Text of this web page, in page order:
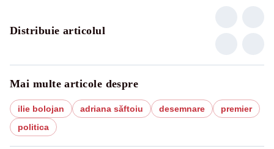
Distribuie articolul
Mai multe articole despre
ilie bolojan adriana săftoiu desemnare
premier
politica